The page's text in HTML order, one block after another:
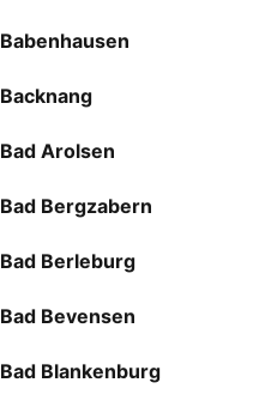
Babenhausen
Backnang
Bad Arolsen
Bad Bergzabern
Bad Berleburg
Bad Bevensen
Bad Blankenburg